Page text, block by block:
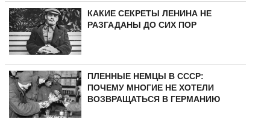
КАКИЕ СЕКРЕТЫ ЛЕНИНА НЕ
РАЗГАДАНЫ ДО СИХ ПОР
ПЛЕННЫЕ НЕМЦЫ В СССР:
ПОЧЕМУ МНОГИЕ НЕ ХОТЕЛИ
ВОЗВРАЩАТЬСЯ В ГЕРМАНИЮ